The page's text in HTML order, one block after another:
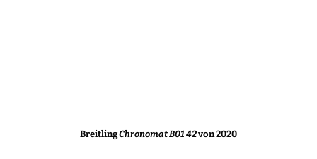
BreitlingChronomat B01 42von 2020